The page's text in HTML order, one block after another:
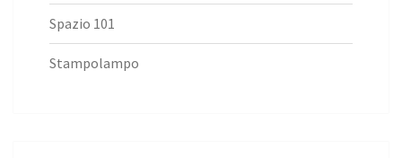
Spazio 101
Stampolampo